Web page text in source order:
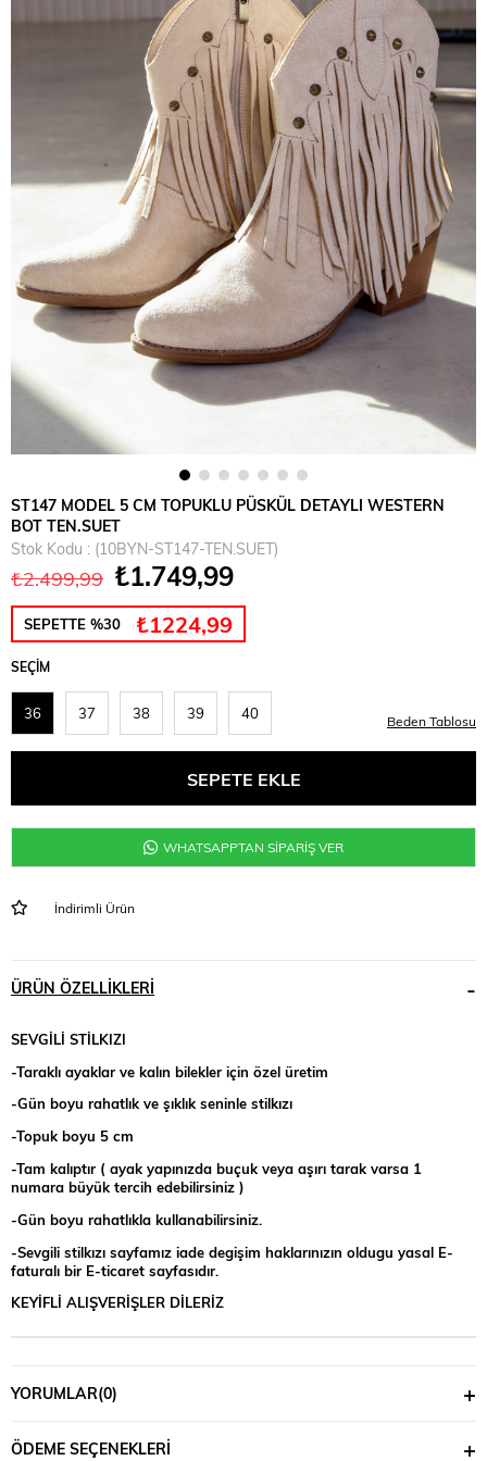
ST147 MODEL 5 CM TOPUKLU PÜSKÜL DETAYLI WESTERN
BOT TEN.SUET
Stok Kodu
(10BYN-ST147-TEN.SUET)
₺2.499,99 ₺1.749,99
SEPETTE %30 ₺1224,99
SEÇIM
36 37 38 39 40 Beden Tablosu
WHATSAPPTAN SİPARİŞ VER
İndirimli Ürün
ÜRÜN ÖZELLIKLERI
SEVGİLİ STİLKIZI
-Taraklı ayaklar ve kalın bilekler için özel üretim
-Gün boyu rahatlık ve şıklık seninle stilkızı
-Topuk boyu 5 cm
-Tam kalıptır ( ayak yapınızda buçuk veya aşırı tarak varsa 1
numara büyük tercih edebilirsiniz )
-Gün boyu rahatlıkla kullanabilirsiniz.
-Sevgili stilkızı sayfamız iade degişim haklarınızın oldugu yasal E-
faturalı bir E-ticaret sayfasıdır.
KEYİFLİ ALIŞVERİŞLER DİLERİZ
YORUMLAR(0)
ÖDEME SEÇENEKLERI